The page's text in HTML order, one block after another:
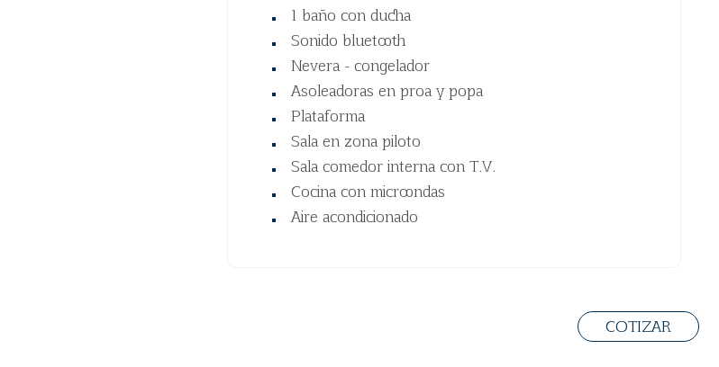
1 baño con ducha
Sonido bluetooth
Nevera - congelador
Asoleadoras en proa y popa
Plataforma
Sala en zona piloto
Sala comedor interna con T.V.
Cocina con microondas
Aire acondicionado
COTIZAR